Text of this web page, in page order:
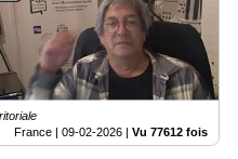
France | 09-02-2026 | Vu 77612 fois